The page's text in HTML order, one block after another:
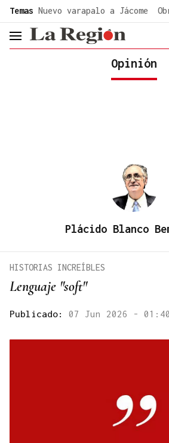
Temas Nuevo varapalo a Jácome
header.menu.open
Opinión
Plácido Blanco
Lenguaje "soft"
HISTORIAS INCREÍBLES
Publicado: 07 Jun 2026 - 01:40